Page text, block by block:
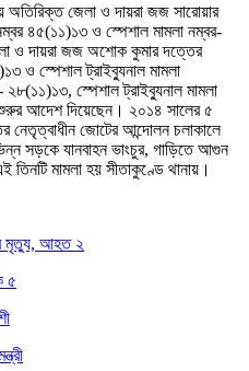
অতিরিক্ত জেলা ও দায়রা জজ সারোয়ার
৪৫(১১)১৩ ও স্পেশাল মামলা নম্বর-
ও দায়রা জজ অশোক কুমার দত্তের
ও স্পেশাল ট্রাইব্যুনাল মামলা
স্পেশাল ট্রাইব্যুনাল মামলা
আদেশ দিয়েছেন। ২০১৪ সালের ৫
নেতৃত্বাধীন জোটের আন্দোলন চলাকালে
সড়কে যানবাহন ভাংচুর, গাড়িতে আগুন
মামলা হয় সীতাকুণ্ডে থানায়।
মৃত্যু, আহত ২
৫